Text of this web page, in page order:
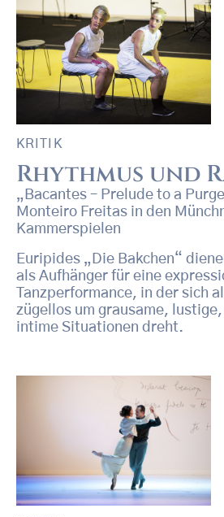
KRITIK
Rhythmus und
„Bacantes – Prelude to a
Monteiro Freitas in den
Kammerspielen
Euripides „Die Bakchen“
als Aufhänger für eine
Tanzperformance, in der sich
zügellos um grausame,
intime Situationen dreht.